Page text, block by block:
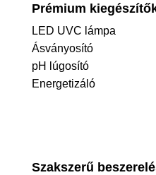
Prémium
LED UVC lámpa
Ásványosító
pH lúgosító
Energetizáló
Szakszerű